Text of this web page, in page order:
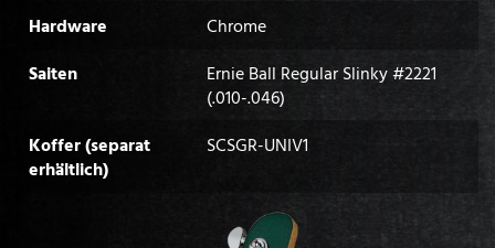
Hardware
Chrome
Saiten
Ernie Ball Regular Slinky #2221
(.010-.046)
Koffer (separat
erhältlich)
SCSGR-UNIV1